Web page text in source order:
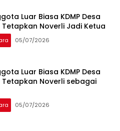
Luar Biasa KDMP Desa
Tetapkan Noverli Jadi Ketua
05/07/2026
Luar Biasa KDMP Desa
Tetapkan Noverli sebagai
05/07/2026